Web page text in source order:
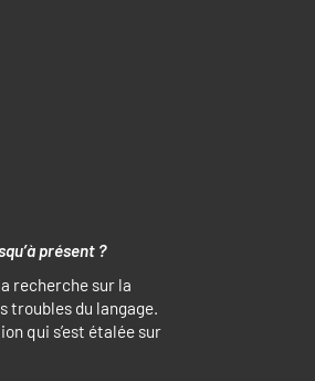
présent ?
recherche sur la
troubles du langage.
qui s’est étalée sur